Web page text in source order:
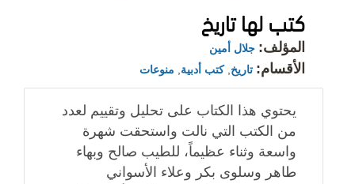
كتب لها تاريخ
المؤلف: جلال أمين
الأقسام: تاريخ ,كتب أدبية منوعات
يحتوي هذا الكتاب على تحليل وتقييم لعدد
من الكتب التي نالت واستحقت شهرة
واسعة وثناء عظيماً، للطيب صالح وبهاء
طاهر وسلوى بكر وعلاء الأسواني